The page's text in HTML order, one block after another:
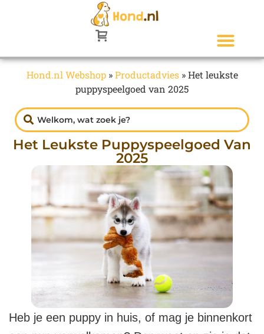
Hond.nl Webshop»Productadvies»Het leukste
puppyspeelgoed van 2025
Het Leukste Puppyspeelgoed Van
2025
Heb je een puppy in huis, of mag je binnenkort